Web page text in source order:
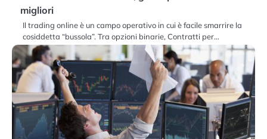
migliori
Il trading online è un campo operativo in cui è facile smarrire la
cosiddetta “bussola”. Tra opzioni binarie, Contratti per…